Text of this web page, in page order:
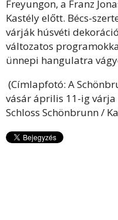
Freyungon, a Franz
Kastély előtt. Bécs-
várják húsvéti
változatos
ünnepi hangulatra
(Címlapfotó: A
vásár április 11-ig
Schloss Schönbrunn /